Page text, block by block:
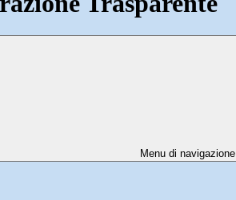
Menu di navigazione